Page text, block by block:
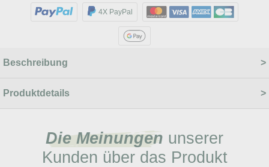
4X PayPal
Beschreibung
Produktdetails
Die Meinungen unserer
Kunden über das Produkt